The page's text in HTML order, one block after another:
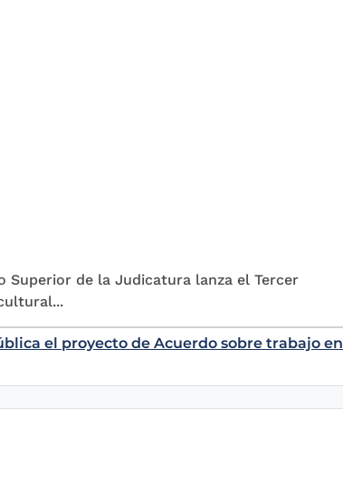
Superior de la Judicatura lanza el Tercer
el proyecto de Acuerdo sobre trabajo en